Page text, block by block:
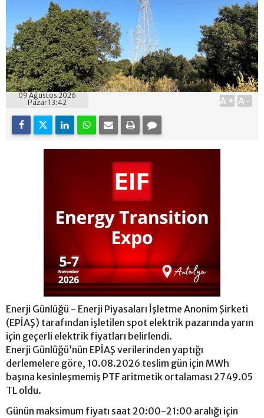
09 Ağustos 2026
Pazar 13:42
A+ A-
Enerji Günlüğü - Enerji Piyasaları İşletme Anonim Şirketi
(EPİAŞ) tarafından işletilen spot elektrik pazarında yarın
için geçerli elektrik fiyatları belirlendi.
Enerji Günlüğü’nün EPİAŞ verilerinden yaptığı
derlemelere göre, 10.08.2026 teslim gün için MWh
başına kesinleşmemiş PTF aritmetik ortalaması 2749.05
TL oldu.
Günün maksimum fiyatı saat 20:00-21:00 aralığı için